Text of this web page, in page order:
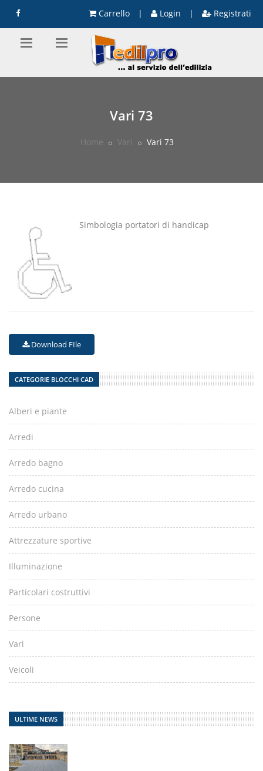
Carrello | Login | Registrati
Vari 73
Home Vari Vari 73
Simbologia portatori di handicap
Download FIle
CATEGORIE BLOCCHI CAD
Alberi e piante
Arredi
Arredo bagno
Arredo cucina
Arredo urbano
Attrezzature sportive
Illuminazione
Particolari costruttivi
Persone
Vari
Veicoli
ULTIME NEWS